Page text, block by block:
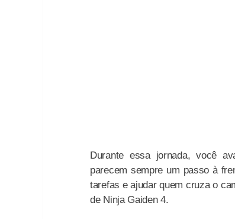
Durante essa jornada, você
parecem sempre um passo à
tarefas e ajudar quem cruza o
de Ninja Gaiden 4.